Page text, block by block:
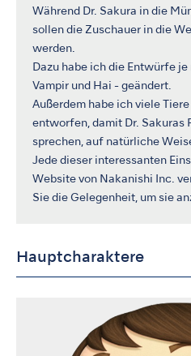
Während Dr. Sakura in die
sollen die Zuschauer in die
werden.
Dazu habe ich die Entwürfe
Vampir und Hai - geändert.
Außerdem habe ich viele
entworfen, damit Dr. Sakuras
sprechen, auf natürliche
Jede dieser interessanten
Website von Nakanishi Inc.
Sie die Gelegenheit, um sie
Hauptcharaktere